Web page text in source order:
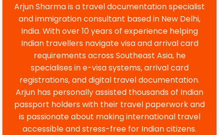
Arjun Sharma is a travel documentation specialist
and immigration consultant based in New Delhi,
India. With over 10 years of experience helping
Indian travellers navigate visa and arrival card
requirements across Southeast Asia, he
specialises in e-visa systems, arrival card
registrations, and digital travel documentation.
Arjun has personally assisted thousands of Indian
passport holders with their travel paperwork and
is passionate about making international travel
accessible and stress-free for Indian citizens.